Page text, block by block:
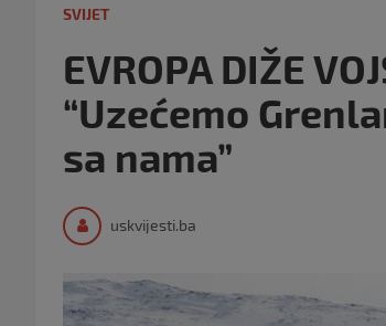
SVIJET
EVROPA DIŽE
“Uzećemo
sa nama”
uskvijesti.ba